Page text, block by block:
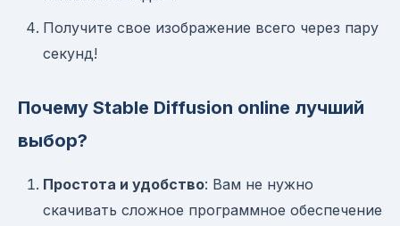
Получите свое изображение всего через пару
секунд!
Почему Stable Diffusion online лучший
выбор?
Простота и удобство: Вам не нужно
скачивать сложное программное обеспечение